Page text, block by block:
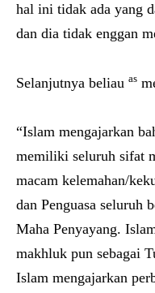
hal ini tidak ada yang
dan dia tidak enggan
Selanjutnya beliau as
“Islam mengajarkan
memiliki seluruh sifat
macam kelemahan/
dan Penguasa seluruh
Maha Penyayang.
makhluk pun sebagai
Islam mengajarkan